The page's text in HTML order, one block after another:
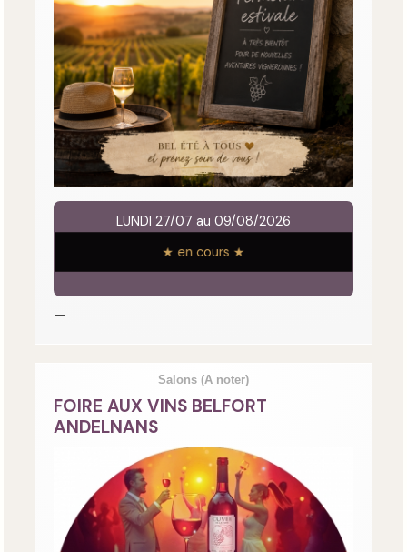
LUNDI 27/07 au 09/08/2026
★ en cours ★
—
Salons (A noter)
FOIRE AUX VINS BELFORT
ANDELNANS